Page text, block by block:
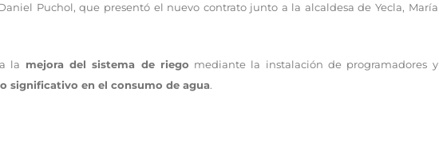
Puchol, que presentó el nuevo contrato junto a la alcaldesa de Yecla, María
la mejora del sistema de riego mediante la instalación de programadores y
significativo en el consumo de agua.